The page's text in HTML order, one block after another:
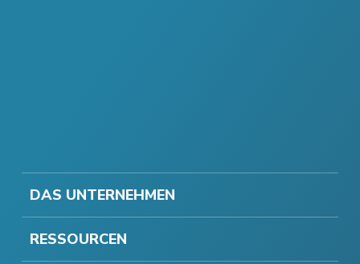
DAS UNTERNEHMEN
RESSOURCEN